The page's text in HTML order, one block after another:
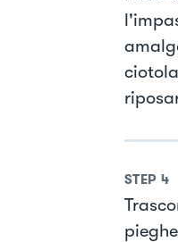
STEP 4